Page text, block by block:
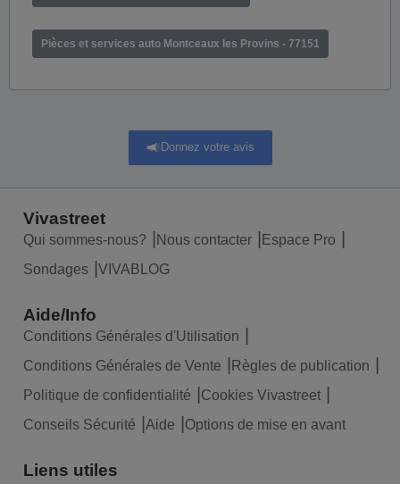
Pièces et services auto Montceaux les Provins - 77151
Donnez votre avis
Vivastreet
Qui sommes-nous? Nous contacter
Espace Pro
Sondages
VIVABLOG
Aide/Info
Conditions Générales d'Utilisation
Conditions Générales de Vente
Règles de publication
Politique de confidentialité
Cookies Vivastreet
Conseils Sécurité
Aide Options de mise en avant
Liens utiles